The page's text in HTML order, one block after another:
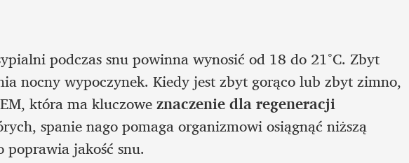
podczas snu powinna wynosić od 18 do 21°C. Zbyt
nocny wypoczynek. Kiedy jest zbyt gorąco lub zbyt zimno,
która ma kluczowe znaczenie dla regeneracji
spanie nago pomaga organizmowi osiągnąć niższą
jakość snu.